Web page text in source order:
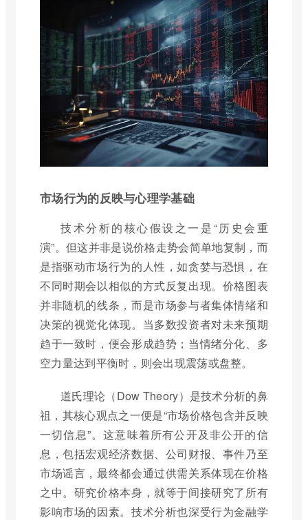
市场行为的反映与心理学基础
技术分析的核心假设之一是“历史会重
演”。但这并非是说价格走势会简单地复制，而
是指驱动市场行为的人性，如贪婪与恐惧，在
不同时期会以相似的方式反复出现。价格图表
并非随机的线条，而是市场参与者集体情绪和
决策的视觉化体现。当多数投资者对未来预期
趋于一致时，便会形成趋势；当情绪分化、多
空力量达到平衡时，则会出现震荡或盘整。
道氏理论（Dow Theory）是技术分析的鼻
祖，其核心观点之一便是“市场价格包含并反映
一切信息”。这意味着所有公开及非公开的信
息，包括宏观经济数据、公司财报、事件乃至
市场谣言，最终都会通过供需关系体现在价格
之中。研究价格本身，就等于间接研究了所有
影响市场的因素。技术分析也深受行为金融学